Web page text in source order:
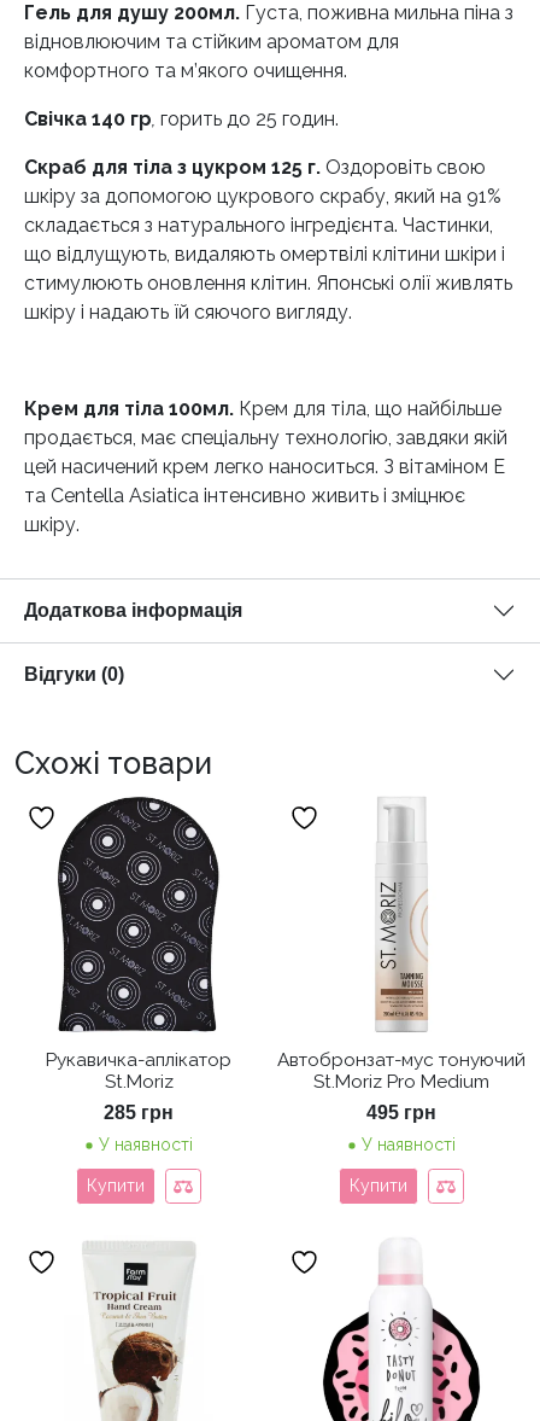
Гель для душу 200мл. Густа, поживна мильна піна з
відновлюючим та стійким ароматом для
комфортного та м’якого очищення.
Свічка 140 гр, горить до 25 годин.
Скраб для тіла з цукром 125 г. Оздоровіть свою
шкіру за допомогою цукрового скрабу, який на 91%
складається з натурального інгредієнта. Частинки,
що відлущують, видаляють омертвілі клітини шкіри і
стимулюють оновлення клітин. Японські олії живлять
шкіру і надають їй сяючого вигляду.
Крем для тіла 100мл. Крем для тіла, що найбільше
продається, має спеціальну технологію, завдяки якій
цей насичений крем легко наноситься. З вітаміном Е
та Centella Asiatica інтенсивно живить і зміцнює
шкіру.
Додаткова інформація
Відгуки (0)
Схожі товари
Рукавичка-аплікатор
St.Moriz
285 грн
У наявності
Купити
Автобронзат-мус тонуючий
St.Moriz Pro Medium
495 грн
У наявності
Купити